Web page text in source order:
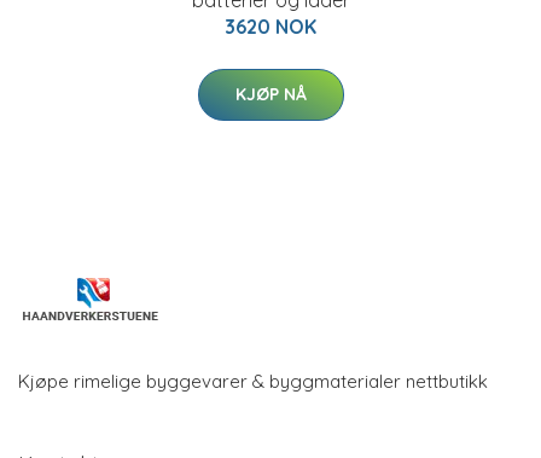
3620 NOK
KJØP NÅ
Kjøpe rimelige byggevarer & byggmaterialer nettbutikk